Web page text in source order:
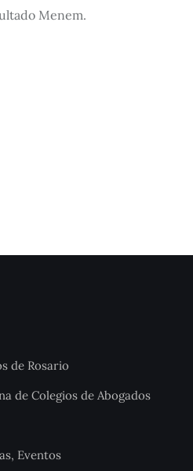
Menem.
de Rosario
de Colegios de Abogados
Eventos